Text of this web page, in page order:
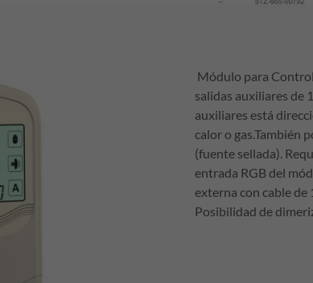
Módulo para
salidas auxiliares de
auxiliares está
calor o gas.También
(fuente sellada).
entrada RGB del
externa con cable
Posibilidad de